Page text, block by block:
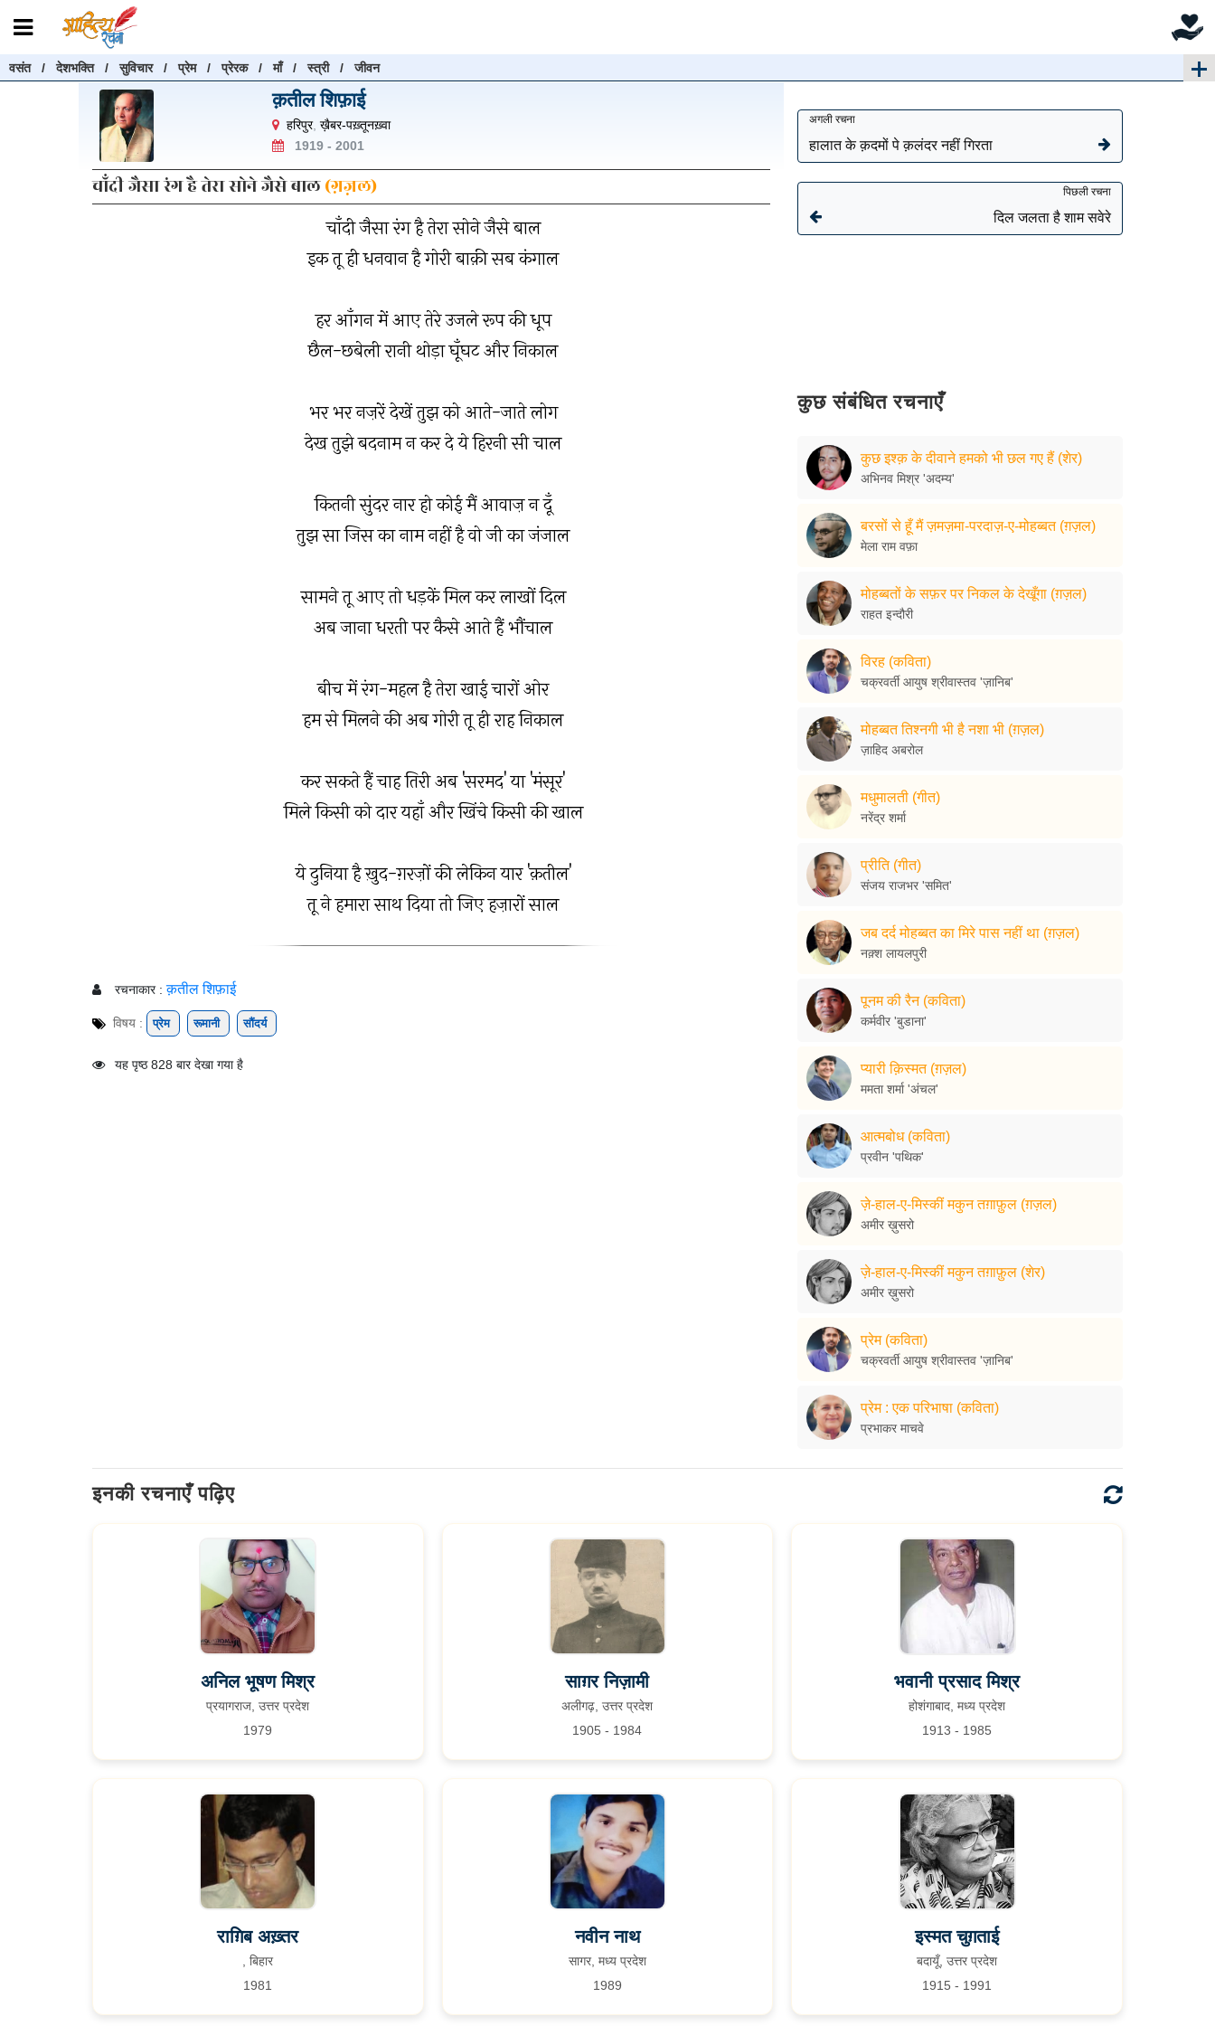
वसंत/देशभक्ति/सुविचार/प्रेम/प्रेरक/माँ/स्त्री/जीवन
क़तील शिफ़ाई
हरिपुर, ख़ैबर-पख़्तूनख़्वा
1919 - 2001
चाँदी जैसा रंग है तेरा सोने जैसे बाल(ग़ज़ल)
चाँदी जैसा रंग है तेरा सोने जैसे बाल
इक तू ही धनवान है गोरी बाक़ी सब कंगाल
हर आँगन में आए तेरे उजले रूप की धूप
छैल-छबेली रानी थोड़ा घूँघट और निकाल
भर भर नज़रें देखें तुझ को आते-जाते लोग
देख तुझे बदनाम न कर दे ये हिरनी सी चाल
कितनी सुंदर नार हो कोई मैं आवाज़ न दूँ
तुझ सा जिस का नाम नहीं है वो जी का जंजाल
सामने तू आए तो धड़कें मिल कर लाखों दिल
अब जाना धरती पर कैसे आते हैं भौंचाल
बीच में रंग-महल है तेरा खाई चारों ओर
हम से मिलने की अब गोरी तू ही राह निकाल
कर सकते हैं चाह तिरी अब 'सरमद' या 'मंसूर'
मिले किसी को दार यहाँ और खिंचे किसी की खाल
ये दुनिया है ख़ुद-ग़रज़ों की लेकिन यार 'क़तील'
तू ने हमारा साथ दिया तो जिए हज़ारों साल
रचनाकार : क़तील शिफ़ाई
विषय : प्रेम रूमानी सौंदर्य
यह पृष्ठ 828 बार देखा गया है
अगली रचना
हालात के क़दमों पे क़लंदर नहीं गिरता
पिछली रचना
दिल जलता है शाम सवेरे
कुछ संबंधित रचनाएँ
कुछ इश्क़ के दीवाने हमको भी छल गए हैं (शेर)
अभिनव मिश्र 'अदम्य'
बरसों से हूँ मैं ज़मज़मा-परदाज़-ए-मोहब्बत (ग़ज़ल)
मेला राम वफ़ा
मोहब्बतों के सफ़र पर निकल के देखूँगा (ग़ज़ल)
राहत इन्दौरी
विरह (कविता)
चक्रवर्ती आयुष श्रीवास्तव 'ज़ानिब'
मोहब्बत तिश्नगी भी है नशा भी (ग़ज़ल)
ज़ाहिद अबरोल
मधुमालती (गीत)
नरेंद्र शर्मा
प्रीति (गीत)
संजय राजभर 'समित'
जब दर्द मोहब्बत का मिरे पास नहीं था (ग़ज़ल)
नक़्श लायलपुरी
पूनम की रैन (कविता)
कर्मवीर 'बुडाना'
प्यारी क़िस्मत (ग़ज़ल)
ममता शर्मा 'अंचल'
आत्मबोध (कविता)
प्रवीन 'पथिक'
ज़े-हाल-ए-मिस्कीं मकुन तग़ाफ़ुल (ग़ज़ल)
अमीर ख़ुसरो
ज़े-हाल-ए-मिस्कीं मकुन तग़ाफ़ुल (शेर)
अमीर ख़ुसरो
प्रेम (कविता)
चक्रवर्ती आयुष श्रीवास्तव 'ज़ानिब'
प्रेम : एक परिभाषा (कविता)
प्रभाकर माचवे
इनकी रचनाएँ पढ़िए
अनिल भूषण मिश्र
प्रयागराज, उत्तर प्रदेश
1979
साग़र निज़ामी
अलीगढ़, उत्तर प्रदेश
1905 - 1984
भवानी प्रसाद मिश्र
होशंगाबाद, मध्य प्रदेश
1913 - 1985
राग़िब अख़्तर
, बिहार
1981
नवीन नाथ
सागर, मध्य प्रदेश
1989
इस्मत चुग़ताई
बदायूँ, उत्तर प्रदेश
1915 - 1991
रचनाएँ खोजें
रचनाएँ खोजने के लिए नीचे दी गई बॉक्स में हिन्दी में लिखें और "खोजें" बटन पर क्लिक
हटाएँ
खोजें